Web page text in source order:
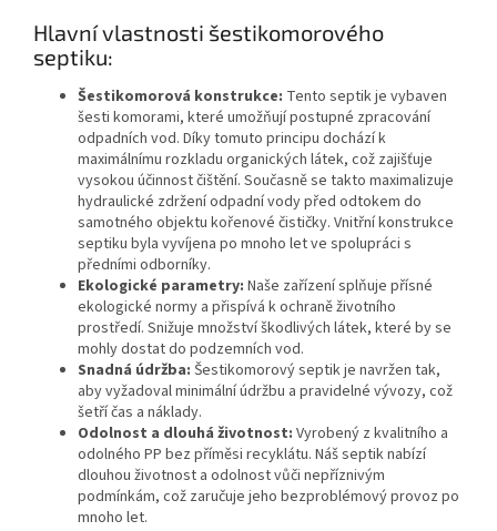
Hlavní vlastnosti šestikomorového
septiku:
Šestikomorová konstrukce: Tento septik je vybaven
šesti komorami, které umožňují postupné zpracování
odpadních vod. Díky tomuto principu dochází k
maximálnímu rozkladu organických látek, což zajišťuje
vysokou účinnost čištění. Současně se takto maximalizuje
hydraulické zdržení odpadní vody před odtokem do
samotného objektu kořenové čističky. Vnitřní konstrukce
septiku byla vyvíjena po mnoho let ve spolupráci s
předními odborníky.
Ekologické parametry: Naše zařízení splňuje přísné
ekologické normy a přispívá k ochraně životního
prostředí. Snižuje množství škodlivých látek, které by se
mohly dostat do podzemních vod.
Snadná údržba: Šestikomorový septik je navržen tak,
aby vyžadoval minimální údržbu a pravidelné vývozy, což
šetří čas a náklady.
Odolnost a dlouhá životnost: Vyrobený z kvalitního a
odolného PP bez příměsi recyklátu. Náš septik nabízí
dlouhou životnost a odolnost vůči nepříznivým
podmínkám, což zaručuje jeho bezproblémový provoz po
mnoho let.